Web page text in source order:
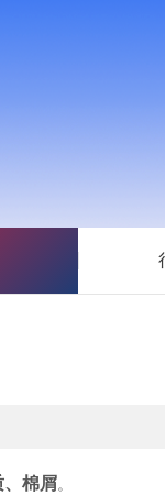
、棉屑。